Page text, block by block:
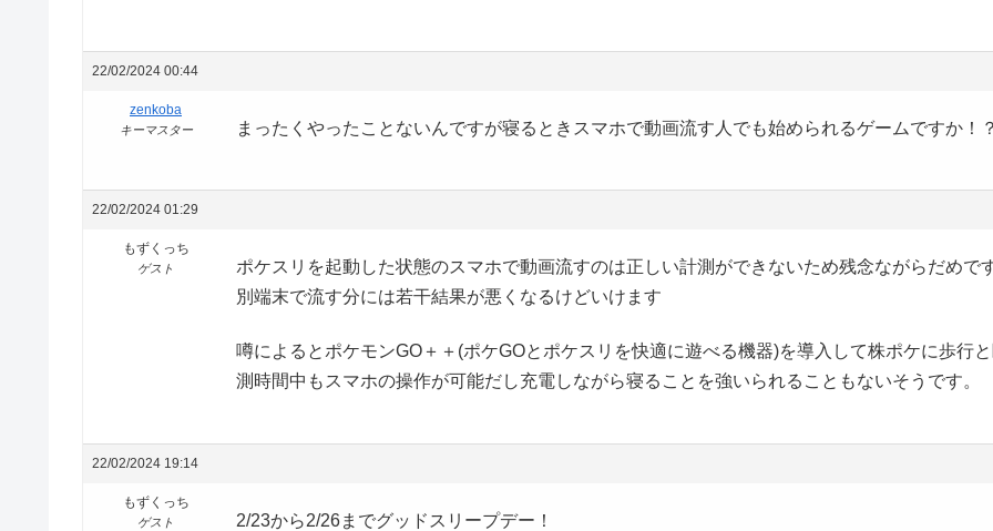
22/02/2024 00:44
zenkoba
キーマスター まったくやったことないんですが寝るときスマホで動画流す人でも始められるゲームですか！？
22/02/2024 01:29
もずくっち
ゲスト
ポケスリを起動した状態のスマホで動画流すのは正しい計測ができないため残念ながらだめで
別端末で流す分には若干結果が悪くなるけどいけます
噂によるとポケモンGO＋＋(ポケGOとポケスリを快適に遊べる機器)を導入して株ポケに歩行
測時間中もスマホの操作が可能だし充電しながら寝ることを強いられることもないそうです。
22/02/2024 19:14
もずくっち
ゲスト
2/23から2/26までグッドスリープデー！